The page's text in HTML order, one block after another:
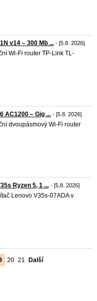
v14 – 300 Mb ... - [5.8. 2026]
Wi-Fi router TP-Link TL-
AC1200 – Gig ... - [5.8. 2026]
dvoupásmový Wi-Fi router
Ryzen 5, 1 ... - [5.8. 2026]
Lenovo V35s-07ADA v
20 21 Další